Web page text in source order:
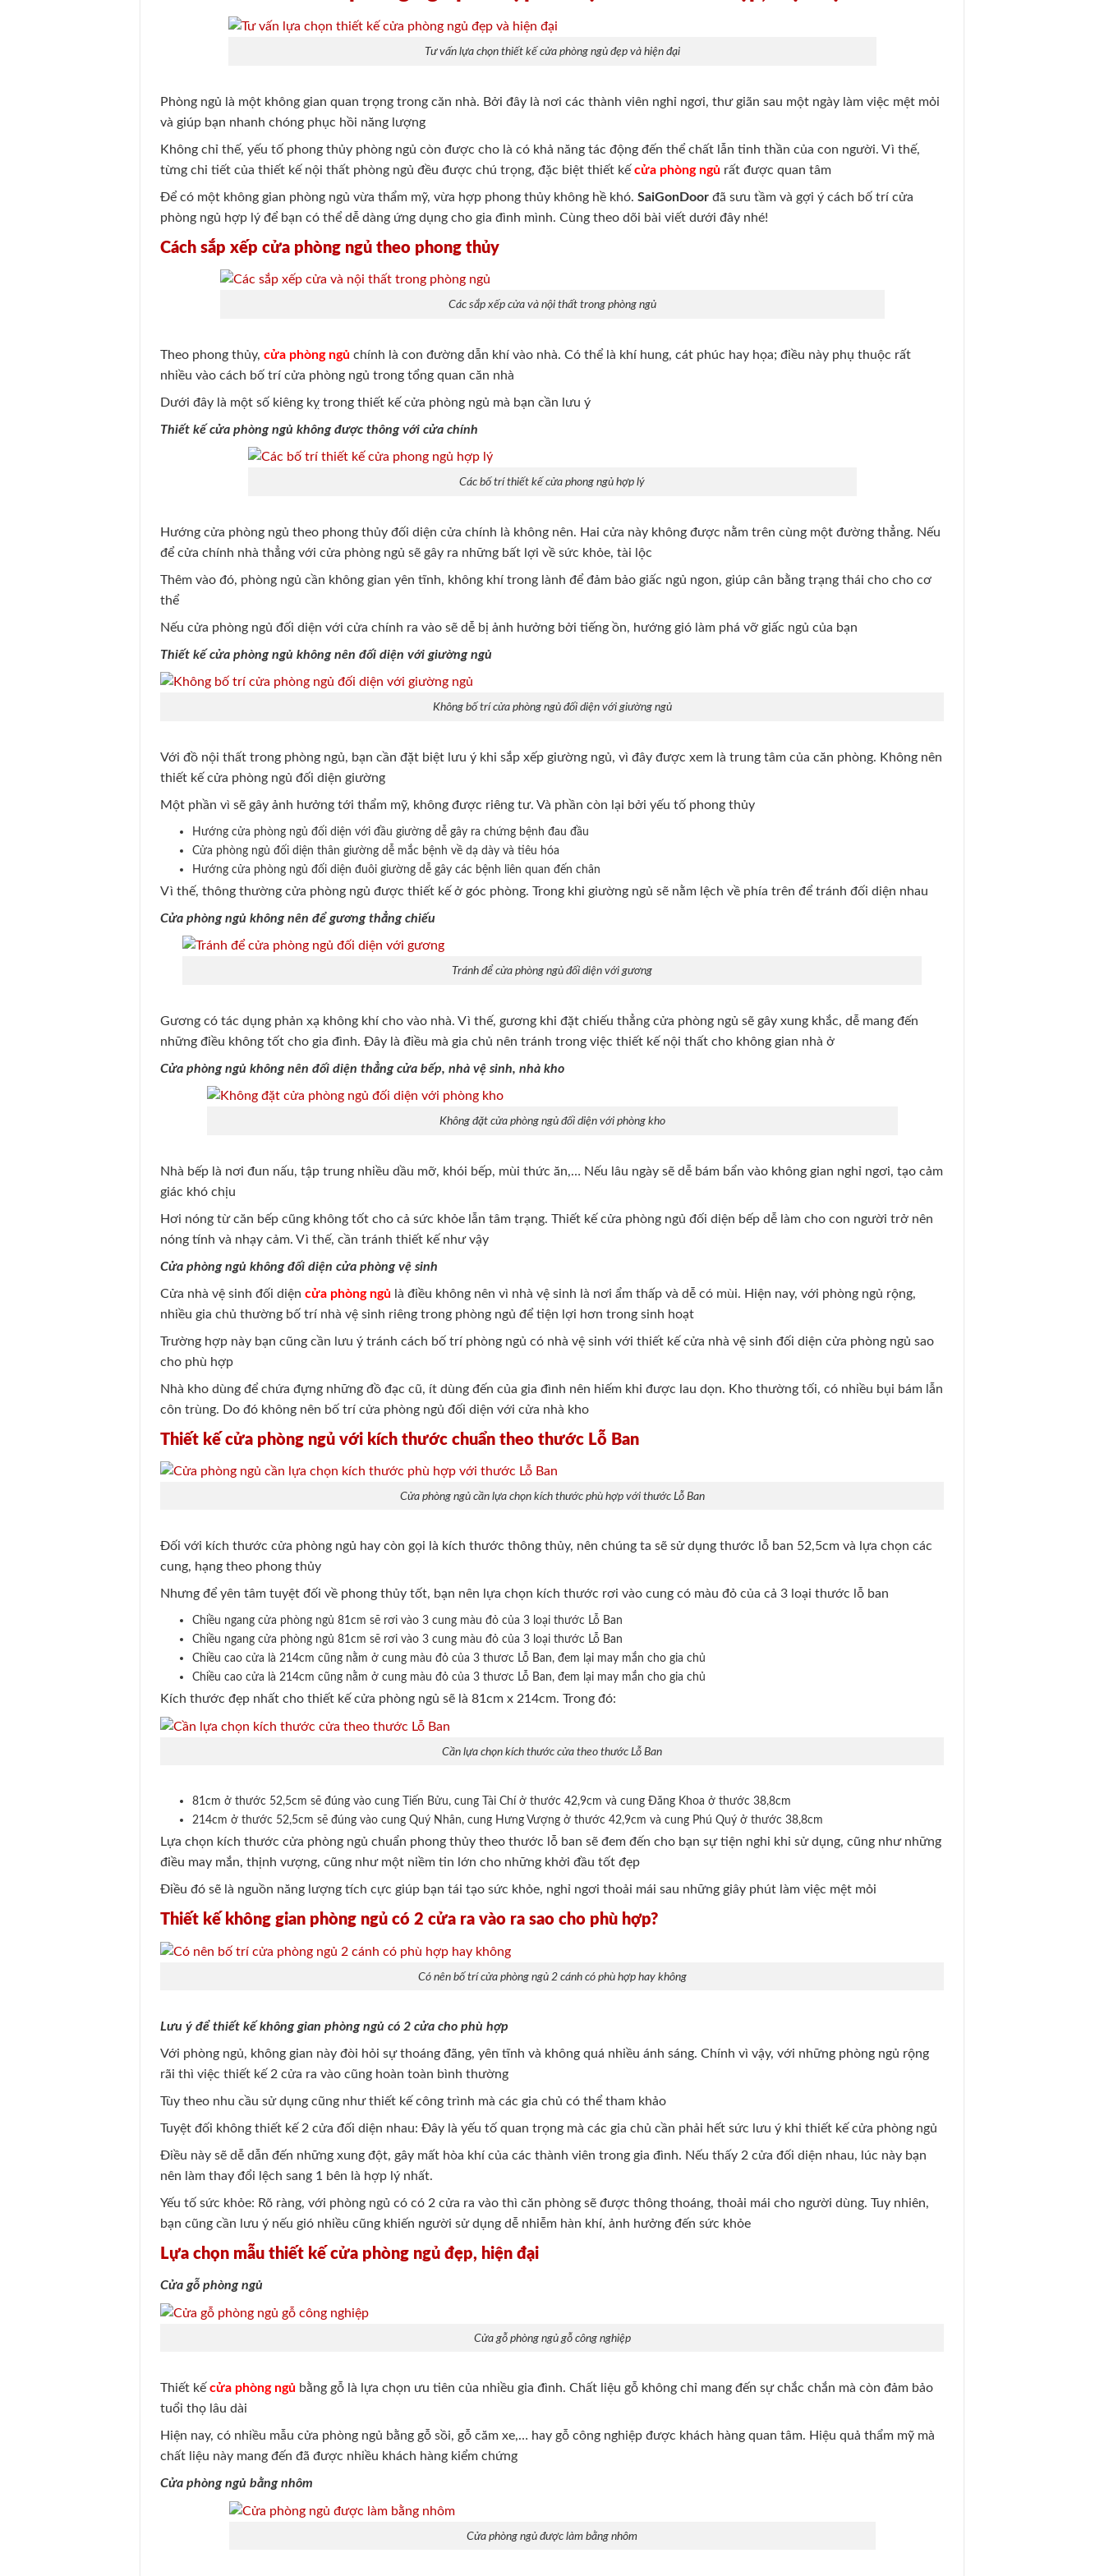
Tư vấn lựa chọn thiết kế cửa phòng ngủ đẹp và hiện đại
Phòng ngủ là một không gian quan trọng trong căn nhà. Bởi đây là nơi các thành viên nghỉ ngơi, thư giãn sau một ngày làm việc mệt mỏi
và giúp bạn nhanh chóng phục hồi năng lượng
Không chỉ thế, yếu tố phong thủy phòng ngủ còn được cho là có khả năng tác động đến thể chất lẫn tinh thần của con người. Vì thế,
từng chi tiết của thiết kế nội thất phòng ngủ đều được chú trọng, đặc biệt thiết kếcửa phòng ngủ rất được quan tâm
Để có một không gian phòng ngủ vừa thẩm mỹ, vừa hợp phong thủy không hề khó.SaiGonDoor đã sưu tầm và gợi ý cách bố trí cửa
phòng ngủ hợp lý để bạn có thể dễ dàng ứng dụng cho gia đình mình. Cùng theo dõi bài viết dưới đây nhé!
Cách sắp xếp cửa phòng ngủ theo phong thủy
Các sắp xếp cửa và nội thất trong phòng ngủ
Theo phong thủy,cửa phòng ngủ chính là con đường dẫn khí vào nhà. Có thể là khí hung, cát phúc hay họa; điều này phụ thuộc rất
nhiều vào cách bố trí cửa phòng ngủ trong tổng quan căn nhà
Dưới đây là một số kiêng kỵ trong thiết kế cửa phòng ngủ mà bạn cần lưu ý
Thiết kế cửa phòng ngủ không được thông với cửa chính
Các bố trí thiết kế cửa phong ngủ hợp lý
Hướng cửa phòng ngủ theo phong thủy đối diện cửa chính là không nên. Hai cửa này không được nằm trên cùng một đường thẳng. Nếu
để cửa chính nhà thẳng với cửa phòng ngủ sẽ gây ra những bất lợi về sức khỏe, tài lộc
Thêm vào đó, phòng ngủ cần không gian yên tĩnh, không khí trong lành để đảm bảo giấc ngủ ngon, giúp cân bằng trạng thái cho cho cơ
thể
Nếu cửa phòng ngủ đối diện với cửa chính ra vào sẽ dễ bị ảnh hưởng bởi tiếng ồn, hướng gió làm phá vỡ giấc ngủ của bạn
Thiết kế cửa phòng ngủ không nên đối diện với giường ngủ
Không bố trí cửa phòng ngủ đối diện với giường ngủ
Với đồ nội thất trong phòng ngủ, bạn cần đặt biệt lưu ý khi sắp xếp giường ngủ, vì đây được xem là trung tâm của căn phòng. Không nên
thiết kế cửa phòng ngủ đối diện giường
Một phần vì sẽ gây ảnh hưởng tới thẩm mỹ, không được riêng tư. Và phần còn lại bởi yếu tố phong thủy
Hướng cửa phòng ngủ đối diện với đầu giường dễ gây ra chứng bệnh đau đầu
Cửa phòng ngủ đối diện thân giường dễ mắc bệnh về dạ dày và tiêu hóa
Hướng cửa phòng ngủ đối diện đuôi giường dễ gây các bệnh liên quan đến chân
Vì thế, thông thường cửa phòng ngủ được thiết kế ở góc phòng. Trong khi giường ngủ sẽ nằm lệch về phía trên để tránh đối diện nhau
Cửa phòng ngủ không nên để gương thẳng chiếu
Tránh để cửa phòng ngủ đối diện với gương
Gương có tác dụng phản xạ không khí cho vào nhà. Vì thế, gương khi đặt chiếu thẳng cửa phòng ngủ sẽ gây xung khắc, dễ mang đến
những điều không tốt cho gia đình. Đây là điều mà gia chủ nên tránh trong việc thiết kế nội thất cho không gian nhà ở
Cửa phòng ngủ không nên đối diện thẳng cửa bếp, nhà vệ sinh, nhà kho
Không đặt cửa phòng ngủ đối diện với phòng kho
Nhà bếp là nơi đun nấu, tập trung nhiều dầu mỡ, khói bếp, mùi thức ăn,… Nếu lâu ngày sẽ dễ bám bẩn vào không gian nghỉ ngơi, tạo cảm
giác khó chịu
Hơi nóng từ căn bếp cũng không tốt cho cả sức khỏe lẫn tâm trạng. Thiết kế cửa phòng ngủ đối diện bếp dễ làm cho con người trở nên
nóng tính và nhạy cảm. Vì thế, cần tránh thiết kế như vậy
Cửa phòng ngủ không đối diện cửa phòng vệ sinh
Cửa nhà vệ sinh đối diệncửa phòng ngủ là điều không nên vì nhà vệ sinh là nơi ẩm thấp và dễ có mùi. Hiện nay, với phòng ngủ rộng,
nhiều gia chủ thường bố trí nhà vệ sinh riêng trong phòng ngủ để tiện lợi hơn trong sinh hoạt
Trường hợp này bạn cũng cần lưu ý tránh cách bố trí phòng ngủ có nhà vệ sinh với thiết kế cửa nhà vệ sinh đối diện cửa phòng ngủ sao
cho phù hợp
Nhà kho dùng để chứa đựng những đồ đạc cũ, ít dùng đến của gia đình nên hiếm khi được lau dọn. Kho thường tối, có nhiều bụi bám lẫn
côn trùng. Do đó không nên bố trí cửa phòng ngủ đối diện với cửa nhà kho
Thiết kế cửa phòng ngủ với kích thước chuẩn theo thước Lỗ Ban
Cửa phòng ngủ cần lựa chọn kích thước phù hợp với thước Lỗ Ban
Đối với kích thước cửa phòng ngủ hay còn gọi là kích thước thông thủy, nên chúng ta sẽ sử dụng thước lỗ ban 52,5cm và lựa chọn các
cung, hạng theo phong thủy
Nhưng để yên tâm tuyệt đối về phong thủy tốt, bạn nên lựa chọn kích thước rơi vào cung có màu đỏ của cả 3 loại thước lỗ ban
Chiều ngang cửa phòng ngủ 81cm sẽ rơi vào 3 cung màu đỏ của 3 loại thước Lỗ Ban
Chiều ngang cửa phòng ngủ 81cm sẽ rơi vào 3 cung màu đỏ của 3 loại thước Lỗ Ban
Chiều cao cửa là 214cm cũng nằm ở cung màu đỏ của 3 thươc Lỗ Ban, đem lại may mắn cho gia chủ
Chiều cao cửa là 214cm cũng nằm ở cung màu đỏ của 3 thươc Lỗ Ban, đem lại may mắn cho gia chủ
Kích thước đẹp nhất cho thiết kế cửa phòng ngủ sẽ là 81cm x 214cm. Trong đó:
Cần lựa chọn kích thước cửa theo thước Lỗ Ban
81cm ở thước 52,5cm sẽ đúng vào cung Tiến Bửu, cung Tài Chí ở thước 42,9cm và cung Đăng Khoa ở thước 38,8cm
214cm ở thước 52,5cm sẽ đúng vào cung Quý Nhân, cung Hưng Vượng ở thước 42,9cm và cung Phú Quý ở thước 38,8cm
Lựa chọn kích thước cửa phòng ngủ chuẩn phong thủy theo thước lỗ ban sẽ đem đến cho bạn sự tiện nghi khi sử dụng, cũng như những
điều may mắn, thịnh vượng, cũng như một niềm tin lớn cho những khởi đầu tốt đẹp
Điều đó sẽ là nguồn năng lượng tích cực giúp bạn tái tạo sức khỏe, nghỉ ngơi thoải mái sau những giây phút làm việc mệt mỏi
Thiết kế không gian phòng ngủ có 2 cửa ra vào ra sao cho phù hợp?
Có nên bố trí cửa phòng ngủ 2 cánh có phù hợp hay không
Lưu ý để thiết kế không gian phòng ngủ có 2 cửa cho phù hợp
Với phòng ngủ, không gian này đòi hỏi sự thoáng đãng, yên tĩnh và không quá nhiều ánh sáng. Chính vì vậy, với những phòng ngủ rộng
rãi thì việc thiết kế 2 cửa ra vào cũng hoàn toàn bình thường
Tùy theo nhu cầu sử dụng cũng như thiết kế công trình mà các gia chủ có thể tham khảo
Tuyệt đối không thiết kế 2 cửa đối diện nhau: Đây là yếu tố quan trọng mà các gia chủ cần phải hết sức lưu ý khi thiết kế cửa phòng ngủ
Điều này sẽ dễ dẫn đến những xung đột, gây mất hòa khí của các thành viên trong gia đình. Nếu thấy 2 cửa đối diện nhau, lúc này bạn
nên làm thay đổi lệch sang 1 bên là hợp lý nhất.
Yếu tố sức khỏe: Rõ ràng, với phòng ngủ có có 2 cửa ra vào thì căn phòng sẽ được thông thoáng, thoải mái cho người dùng. Tuy nhiên,
bạn cũng cần lưu ý nếu gió nhiều cũng khiến người sử dụng dễ nhiễm hàn khí, ảnh hưởng đến sức khỏe
Lựa chọn mẫu thiết kế cửa phòng ngủ đẹp, hiện đại
Cửa gỗ phòng ngủ
Cửa gỗ phòng ngủ gỗ công nghiệp
Thiết kếcửa phòng ngủ bằng gỗ là lựa chọn ưu tiên của nhiều gia đình. Chất liệu gỗ không chỉ mang đến sự chắc chắn mà còn đảm bảo
tuổi thọ lâu dài
Hiện nay, có nhiều mẫu cửa phòng ngủ bằng gỗ sồi, gỗ căm xe,… hay gỗ công nghiệp được khách hàng quan tâm. Hiệu quả thẩm mỹ mà
chất liệu này mang đến đã được nhiều khách hàng kiểm chứng
Cửa phòng ngủ bằng nhôm
Cửa phòng ngủ được làm bằng nhôm